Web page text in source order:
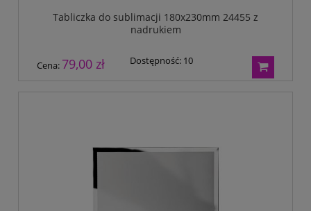
Tabliczka do sublimacji 180x230mm 24455 z
nadrukiem
Cena: 79,00 zł Dostępność: 10